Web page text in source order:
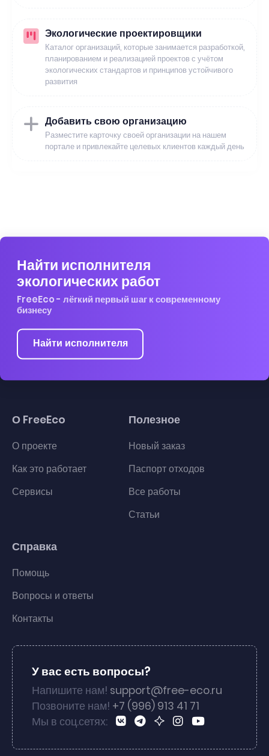
Экологические проектировщики
Каталог организаций, которые занимается разработкой,
планированием и реализацией проектов с учётом
экологических стандартов и принципов устойчивого
развития
Добавить свою организацию
Разместите карточку своей организации на нашем
портале и привлекайте целевых клиентов каждый день
Найти исполнителя
экологических работ
FreeEco - лёгкий первый шаг к современному
бизнесу
Найти исполнителя
О FreeEco
О проекте
Как это работает
Сервисы
Полезное
Новый заказ
Паспорт отходов
Все работы
Статьи
Справка
Помощь
Вопросы и ответы
Контакты
У вас есть вопросы?
Напишите нам! support@free-eco.ru
Позвоните нам! +7 (996) 913 41 71
Мы в соц.сетях: